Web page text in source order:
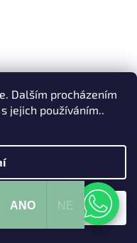
Dalším procházením
jejich používáním..
ANO NE